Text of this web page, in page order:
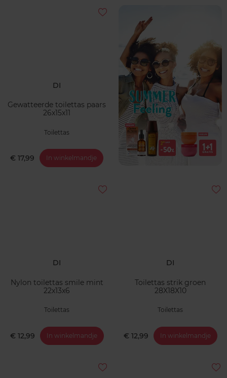
DI
Gewatteerde toilettas paars
26x15x11
Toilettas
€ 17,99 In winkelmandje
DI
Nylon toilettas smile mint
22x13x6
Toilettas
€ 12,99 In winkelmandje
DI
Toilettas strik groen
28X18X10
Toilettas
€ 12,99 In winkelmandje